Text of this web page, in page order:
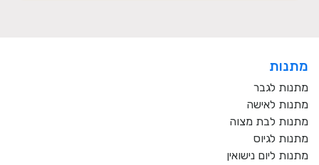
מתנות
מתנות לגבר
מתנות לאישה
מתנות לבת מצוה
מתנות לגיוס
מתנות ליום נישואין